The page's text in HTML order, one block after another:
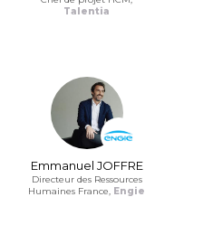
Talentia
Emmanuel JOFFRE
Directeur des Ressources
Humaines France, Engie